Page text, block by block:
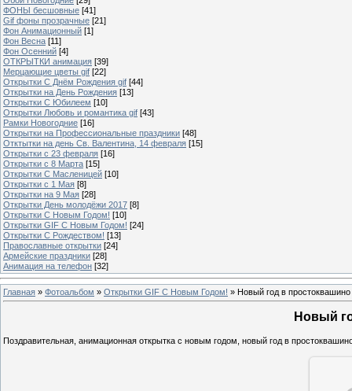
ФОНЫ бесшовные [41]
Gif фоны прозрачные [21]
Фон Анимационный [1]
Фон Весна [11]
Фон Осенний [4]
ОТКРЫТКИ анимация [39]
Мерцающие цветы gif [22]
Открытки С Днём Рождения gif [44]
Открытки на День Рождения [13]
Открытки С Юбилеем [10]
Открытки Любовь и романтика gif [43]
Рамки Новогодние [16]
Открытки на Профессиональные праздники [48]
Отктытки на день Св. Валентина, 14 февраля [15]
Открытки с 23 февраля [16]
Открытки с 8 Марта [15]
Открытки С Масленицей [10]
Открытки с 1 Мая [8]
Открытки на 9 Мая [28]
Открытки День молодёжи 2017 [8]
Открытки С Новым Годом! [10]
Открытки GIF С Новым Годом! [24]
Открытки С Рождеством! [13]
Православные открытки [24]
Армейские праздники [28]
Анимация на телефон [32]
Главная » Фотоальбом » Открытки GIF С Новым Годом! » Новый год в простоквашино
Новый
Поздравительная, анимационная открытка с новым годом, новый год в